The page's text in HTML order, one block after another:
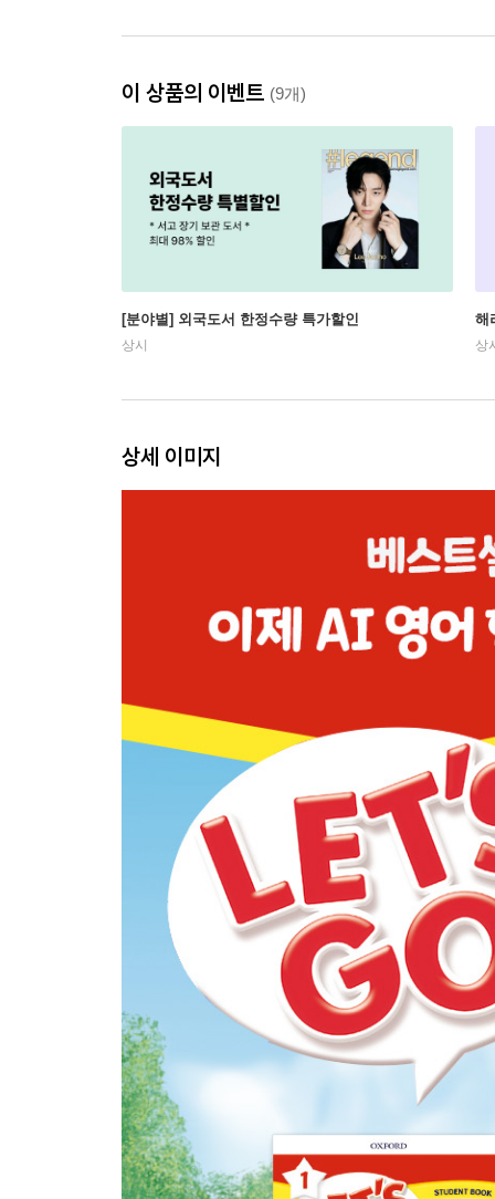
이 상품의 이벤트 (9개)
[분야별] 외국도서 한정수량 특가할인
상시
해
상
상세 이미지